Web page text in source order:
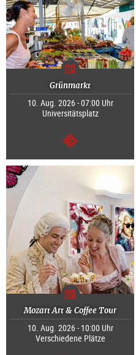
Grünmarkt
10. Aug. 2026 - 07:00 Uhr
Universitätsplatz
weiter
Mozart Art & Coffee Tour
10. Aug. 2026 - 10:00 Uhr
Verschiedene Plätze